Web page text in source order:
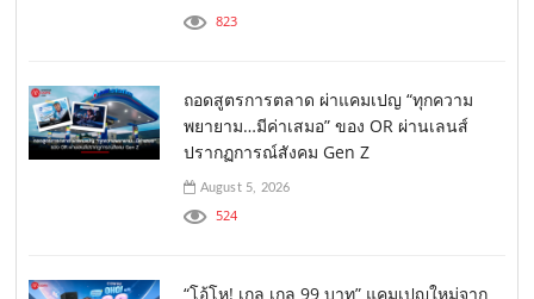
823
ถอดสูตรการตลาด ผ่าแคมเปญ “ทุกความ
พยายาม…มีค่าเสมอ” ของ OR ผ่านเลนส์
ปรากฏการณ์สังคม Gen Z
August 5, 2026
524
“โอ้โห! เกล เกล 99 บาท” แคมเปญใหม่จาก